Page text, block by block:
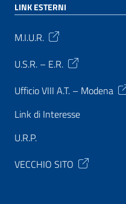
LINK ESTERNI
M.I.U.R.
U.S.R. – E.R.
Ufficio VIII A.T. – Modena
Link di Interesse
U.R.P.
VECCHIO SITO